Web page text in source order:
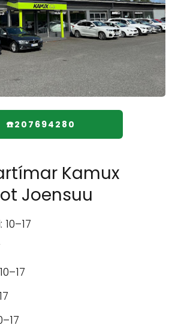
☎️207694280
Kamux
Joensuu